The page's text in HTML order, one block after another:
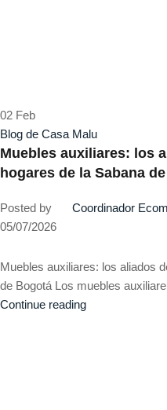
02 Feb
Blog de Casa Malu
Muebles auxiliares: los
hogares de la Sabana
Posted by
Coordinador
05/07/2026
Muebles auxiliares: los aliados
de Bogotá Los muebles
Continue reading